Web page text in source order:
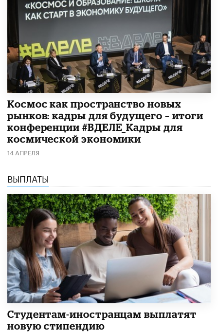
Космос как пространство новых
рынков: кадры для будущего – итоги
конференции #ВДЕЛЕ_Кадры для
космической экономики
14 АПРЕЛЯ
ВЫПЛАТЫ
Студентам-иностранцам выплатят
новую стипендию